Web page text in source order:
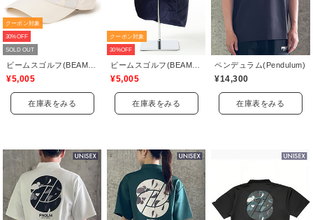
クーポン対象
30%OFF
SOLD OUT
ビームスゴルフ(BEAMS GOLF)
¥5,005
在庫表をみる
クーポン対象
30%OFF
ビームスゴルフ(BEAMS GOLF)
¥5,005
在庫表をみる
ペンデュラム(Pendulum)
¥14,300
在庫表をみる